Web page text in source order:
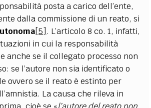
posta a carico dell’ente,
dalla commissione di un reato, si
[5] . L’articolo 8 co. 1, infatti,
in cui la responsabilità
anche se il collegato processo non
se l’autore non sia identificato o
ovvero se il reato è estinto per
La causa che rileva in